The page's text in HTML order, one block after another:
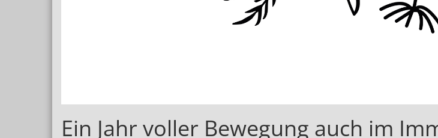
Ein Jahr voller Bewegung auch im